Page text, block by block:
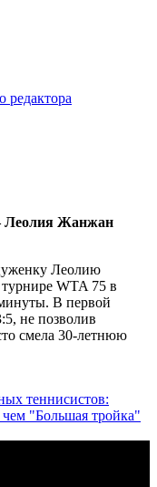
редактора
Леолия Жанжан
Леолию
WTA 75 в
В первой
не позволив
смела 30-летнюю
теннисистов:
"Большая тройка"